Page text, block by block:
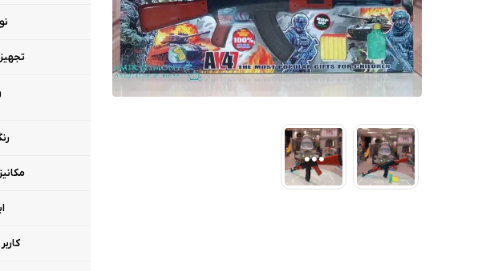
لباس و اکسسوری
اکسسوری